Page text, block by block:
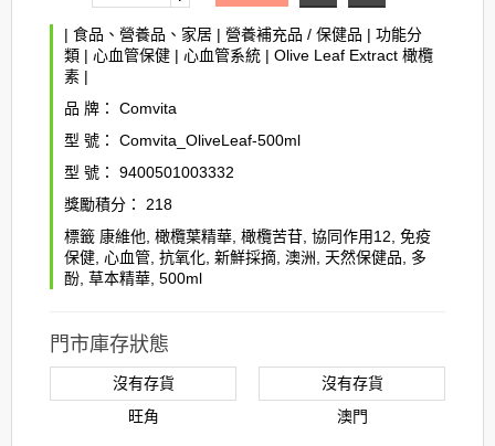
| 食品、營養品、家居 | 營養補充品 / 保健品 | 功能分
類 | 心血管保健 | 心血管系統 | Olive Leaf Extract 橄欖
素 |
品 牌：
Comvita
型 號：
Comvita_OliveLeaf-500ml
型 號：
9400501003332
獎勵積分：
218
標籤 康維他 橄欖葉精華 橄欖苦苷 協同作用12 免疫
保健 心血管 抗氧化 新鮮採摘 澳洲 天然保健品
多
酚 草本精華 500ml
門市庫存狀態
沒有存貨
旺角
沒有存貨
澳門